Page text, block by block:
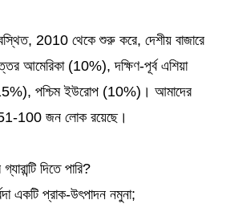
2010 থেকে শুরু করে, দেশীয় বাজারে
আমেরিকা (10%), দক্ষিণ-পূর্ব এশিয়া
পশ্চিম ইউরোপ (10%)। আমাদের
51-100 জন লোক রয়েছে।
দিতে পারি?
একটি প্রাক-উৎপাদন নমুনা;